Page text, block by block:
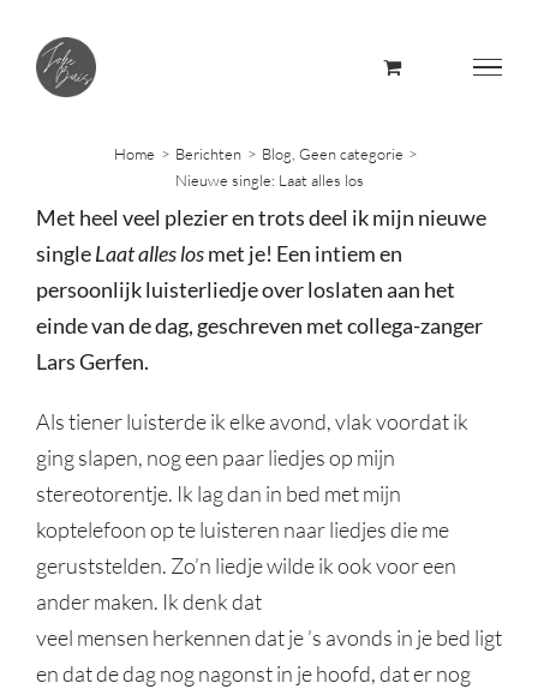
content
Home Berichten Blog Geen categorie
Nieuwe single: Laat alles los
Met heel veel plezier en trots deel ik mijn nieuwe
singleLaat alles losmet je! Een intiem en
persoonlijk luisterliedje over loslaten aan het
einde van de dag, geschreven met collega-zanger
Lars Gerfen.
Als tiener luisterde ik elke avond, vlak voordat ik
ging slapen, nog een paar liedjes op mijn
stereotorentje. Ik lag dan in bed met mijn
koptelefoon op te luisteren naar liedjes die me
geruststelden. Zo’n liedje wilde ik ook voor een
ander maken. Ik denk dat
veel mensen herkennen dat je ’s avonds in je bed ligt
en dat de dag nog nagonst in je hoofd, dat er nog